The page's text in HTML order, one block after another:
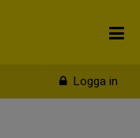
Logga in